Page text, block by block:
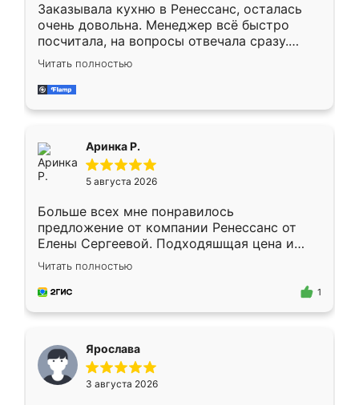
Заказывала кухню в Ренессанс, осталась
очень довольна. Менеджер всё быстро
посчитала, на вопросы отвечала сразу.
Замерщик приехал в субботу, подошёл к
делу со всей ответственностью. Собрали
за день, ребята работали аккуратно, даже
Читать полностью
Аринка Р.
5 августа 2026
Больше всех мне понравилось
предложение от компании Ренессанс от
Елены Сергеевой. Подходяшщая цена и
короткие сроки изготовления. Приехавший
для замера сотрудник Владислав
предложил по моему эскизу самый
Читать полностью
1
Ярослава
3 августа 2026